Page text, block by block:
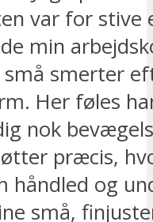
var for stive
min
smerter
Her føles
nok
præcis,
håndled og
små,